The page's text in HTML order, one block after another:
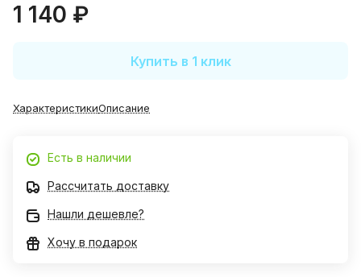
1 140 ₽
Купить в 1 клик
ХарактеристикиОписание
Есть в наличии
Рассчитать доставку
Нашли дешевле?
Хочу в подарок